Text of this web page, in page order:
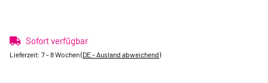
Sofort verfügbar
Lieferzeit: 7 - 8 Wochen(DE - Ausland abweichend)